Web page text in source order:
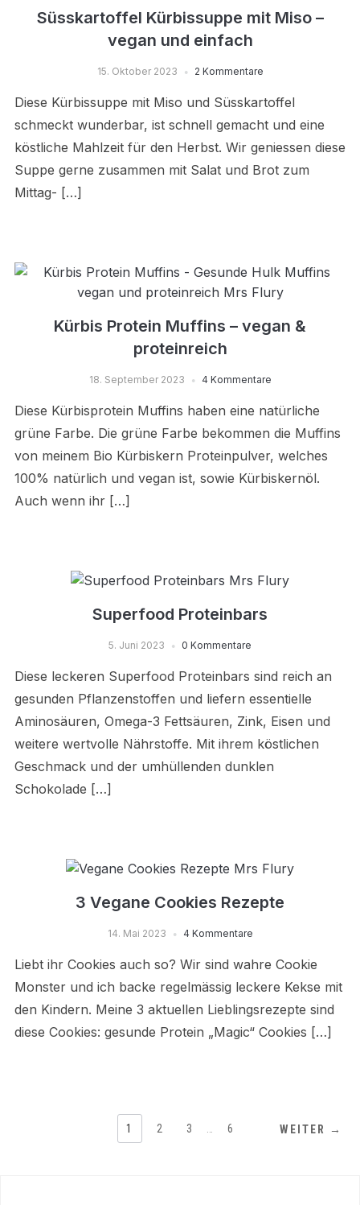
Süsskartoffel Kürbissuppe mit Miso –
vegan und einfach
15. Oktober 2023 2 Kommentare
Diese Kürbissuppe mit Miso und Süsskartoffel
schmeckt wunderbar, ist schnell gemacht und eine
köstliche Mahlzeit für den Herbst. Wir geniessen diese
Suppe gerne zusammen mit Salat und Brot zum
Mittag- […]
Kürbis Protein Muffins – vegan &
proteinreich
18. September 2023 4 Kommentare
Diese Kürbisprotein Muffins haben eine natürliche
grüne Farbe. Die grüne Farbe bekommen die Muffins
von meinem Bio Kürbiskern Proteinpulver, welches
100% natürlich und vegan ist, sowie Kürbiskernöl.
Auch wenn ihr […]
Superfood Proteinbars
5. Juni 2023 0 Kommentare
Diese leckeren Superfood Proteinbars sind reich an
gesunden Pflanzenstoffen und liefern essentielle
Aminosäuren, Omega-3 Fettsäuren, Zink, Eisen und
weitere wertvolle Nährstoffe. Mit ihrem köstlichen
Geschmack und der umhüllenden dunklen
Schokolade […]
3 Vegane Cookies Rezepte
14. Mai 2023 4 Kommentare
Liebt ihr Cookies auch so? Wir sind wahre Cookie
Monster und ich backe regelmässig leckere Kekse mit
den Kindern. Meine 3 aktuellen Lieblingsrezepte sind
diese Cookies: gesunde Protein „Magic“ Cookies […]
1 2 3 6 WEITER →